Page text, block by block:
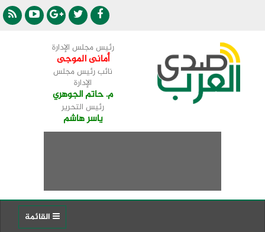
رئيس مجلس الإدارة
أمانى الموجى
نائب رئيس مجلس
الإدارة
م. حاتم الجوهري
رئيس التحرير
ياسر هاشم